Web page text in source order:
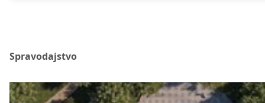
Spravodajstvo